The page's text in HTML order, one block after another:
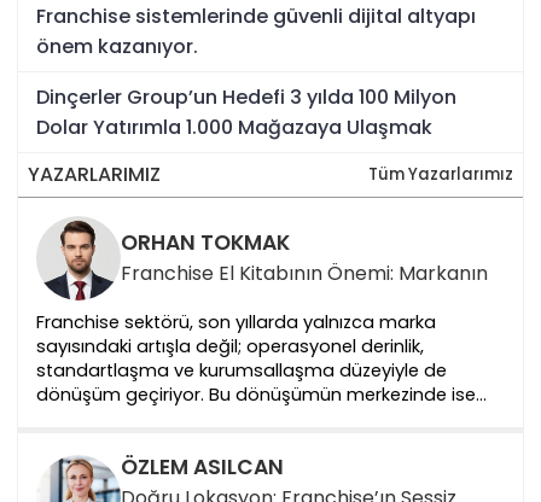
Franchise sistemlerinde güvenli dijital altyapı
önem kazanıyor.
Dinçerler Group’un Hedefi 3 yılda 100 Milyon
Dolar Yatırımla 1.000 Mağazaya Ulaşmak
YAZARLARIMIZ
Tüm Yazarlarımız
ORHAN TOKMAK
Franchise El Kitabının Önemi: Markanın
Franchise sektörü, son yıllarda yalnızca marka
sayısındaki artışla değil; operasyonel derinlik,
standartlaşma ve kurumsallaşma düzeyiyle de
dönüşüm geçiriyor. Bu dönüşümün merkezinde ise
alıyor: FranÖZLEM ASILCAN